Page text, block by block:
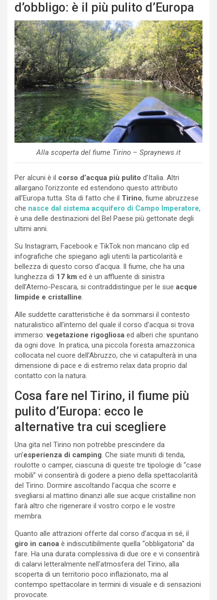
d’obbligo: è il più pulito d’Europa
Alla scoperta del fiume Tirino – Spraynews.it
Per alcuni è il corso d’acqua più pulito d’Italia. Altri
allargano l’orizzonte ed estendono questo attributo
all’Europa tutta. Sta di fatto che il Tirino, fiume abruzzese
che nasce dal sistema acquifero di Campo Imperatore,
è una delle destinazioni del Bel Paese più gettonate degli
ultimi anni.
Su Instagram, Facebook e TikTok non mancano clip ed
infografiche che spiegano agli utenti la particolarità e
bellezza di questo corso d’acqua. Il fiume, che ha una
lunghezza di 17 km ed è un affluente di sinistra
dell’Aterno-Pescara, si contraddistingue per le sue acque
limpide e cristalline.
Alle suddette caratteristiche è da sommarsi il contesto
naturalistico all’interno del quale il corso d’acqua si trova
immerso:vegetazione rigogliosa ed alberi che spuntano
da ogni dove. In pratica, una piccola foresta amazzonica
collocata nel cuore dell’Abruzzo, che vi catapulterà in una
dimensione di pace e di estremo relax data proprio dal
contatto con la natura.
Cosa fare nel Tirino, il fiume più
pulito d’Europa: ecco le
alternative tra cui scegliere
Una gita nel Tirino non potrebbe prescindere da
un’esperienza di camping. Che siate muniti di tenda,
roulotte o camper, ciascuna di queste tre tipologie di “case
mobili” vi consentirà di godere a pieno della spettacolarità
del Tirino. Dormire ascoltando l’acqua che scorre e
svegliarsi al mattino dinanzi alle sue acque cristalline non
farà altro che rigenerare il vostro corpo e le vostre
membra.
Quanto alle attrazioni offerte dal corso d’acqua in sé, il
giro in canoa è indiscutibilmente quella “obbligatoria” da
fare. Ha una durata complessiva di due ore e vi consentirà
di calarvi letteralmente nell’atmosfera del Tirino, alla
scoperta di un territorio poco inflazionato, ma al
contempo spettacolare in termini di visuale e di sensazioni
provocate.